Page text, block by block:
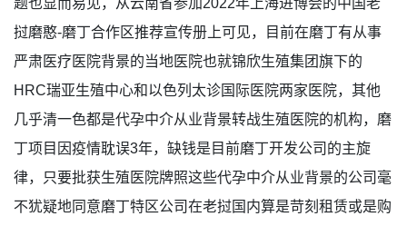
挝磨憨-磨丁合作区推荐宣传册上可见，目前在磨丁有从事
严肃医疗医院背景的当地医院也就锦欣生殖集团旗下的
HRC瑞亚生殖中心和以色列太诊国际医院两家医院，其他
几乎清一色都是代孕中介从业背景转战生殖医院的机构，磨
丁项目因疫情耽误3年，缺钱是目前磨丁开发公司的主旋
律，只要批获生殖医院牌照这些代孕中介从业背景的公司毫
不犹疑地同意磨丁特区公司在老挝国内算是苛刻租赁或是购